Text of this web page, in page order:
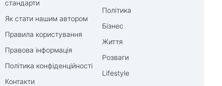
стандарти
Як стати нашим автором
Правила користування
Правова інформація
Політика конфіденційності
Контакти
Політика
Бізнес
Життя
Розваги
Lifestyle